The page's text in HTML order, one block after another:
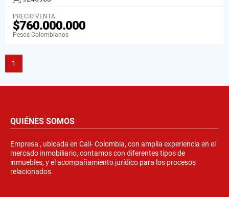
PRECIO VENTA
$760.000.000
Pesos Colombianos
1
QUIÉNES SOMOS
Empresa , ubicada en Cali- Colombia, con amplia experiencia en el
mercado inmobiliario, contamos con diferentes tipos de
inmuebles, y el acompañamiento jurídico para los procesos
relacionados.